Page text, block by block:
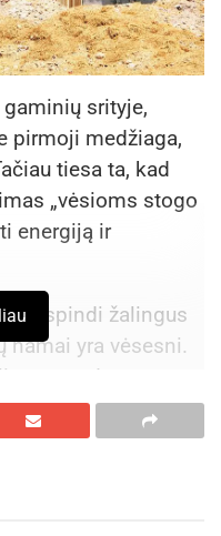
srityje,
pirmoji medžiaga,
tiesa ta, kad
„vėsioms stogo
energiją ir
atspindi žalingus
namai yra vėsesni.
standartus,
ar nedažyti, nes
atspindintiems
jūsų namams